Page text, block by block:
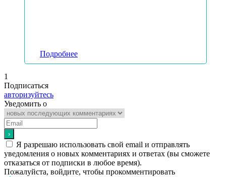
Подробнее
1
Подписаться
авторизуйтесь
Уведомить о
Я разрешаю использовать свой email и отправлять
уведомления о новых комментариях и ответах (вы cможете
отказаться от подписки в любое время).
Пожалуйста, войдите, чтобы прокомментировать